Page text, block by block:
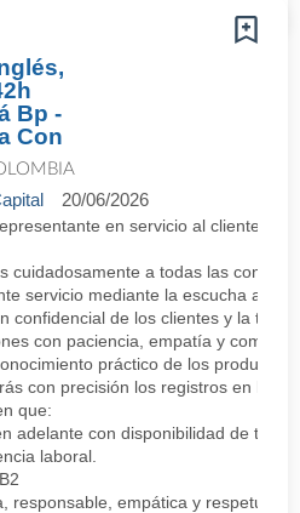
Bp -
Con
20/06/2026
en servicio al cliente
cuidadosamente a todas las
servicio mediante la escucha activa.
confidencial de los clientes y la
con paciencia, empatía y
práctico de los
con precisión los registros en los
que:
adelante con disponibilidad de
laboral.
responsable, empática y respetuosa.